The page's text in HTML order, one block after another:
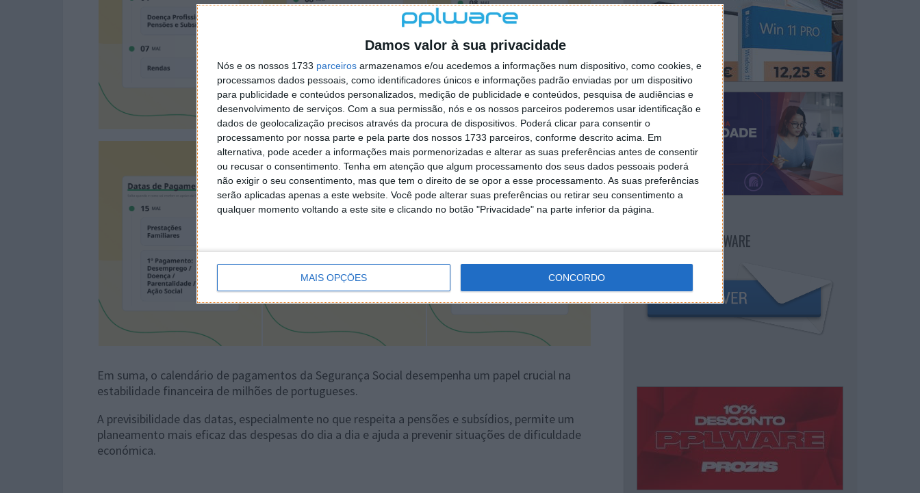
Damos valor à sua privacidade
Nós e os nossos 1733 parceiros armazenamos e/ou acedemos a informações num dispositivo, como cookies, e
processamos dados pessoais, como identificadores únicos e informações padrão enviadas por um dispositivo
para publicidade e conteúdos personalizados, medição de publicidade e conteúdos, pesquisa de audiências e
desenvolvimento de serviços. Com a sua permissão, nós e os nossos parceiros poderemos usar identificação e
dados de geolocalização precisos através da procura de dispositivos. Poderá clicar para consentir o
processamento por nossa parte e pela parte dos nossos 1733 parceiros, conforme descrito acima. Em
alternativa, pode aceder a informações mais pormenorizadas e alterar as suas preferências antes de consentir
ou recusar o consentimento. Tenha em atenção que algum processamento dos seus dados pessoais poderá
não exigir o seu consentimento, mas que tem o direito de se opor a esse processamento. As suas preferências
serão aplicadas apenas a este website. Você pode alterar suas preferências ou retirar seu consentimento a
qualquer momento voltando a este site e clicando no botão "Privacidade" na parte inferior da página.
MAIS OPÇÕES CONCORDO
Em suma, o calendário de pagamentos da Segurança Social desempenha um papel crucial na
estabilidade financeira de milhões de portugueses.
A previsibilidade das datas, especialmente no que respeita a pensões e subsídios, permite um
planeamento mais eficaz das despesas do dia a dia e ajuda a prevenir situações de dificuldade
económica.
NEWSLETTER PPLWARE